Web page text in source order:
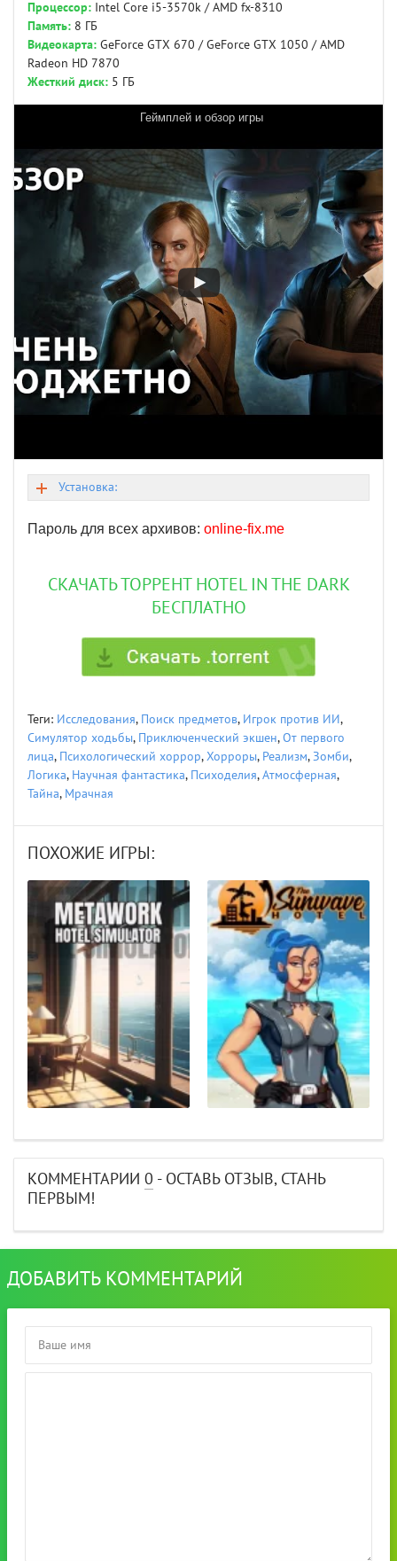
Процессор: Intel Core i5-3570k / AMD fx-8310
Память: 8 ГБ
Видеокарта: GeForce GTX 670 / GeForce GTX 1050 / AMD
Radeon HD 7870
Жесткий диск: 5 ГБ
Геймплей и обзор игры
Установка:
Пароль для всех архивов: online-fix.me
СКАЧАТЬ ТОРРЕНТ HOTEL IN THE DARK
БЕСПЛАТНО
Теги: Исследования, Поиск предметов, Игрок против ИИ,
Симулятор ходьбы, Приключенческий экшен,От первого
лица, Психологический хоррор,Хорроры, Реализм,Зомби,
Логика, Научная фантастика, Психоделия,Атмосферная,
Тайна, Мрачная
ПОХОЖИЕ ИГРЫ:
КОММЕНТАРИИ 0 - ОСТАВЬ ОТЗЫВ, СТАНЬ
ПЕРВЫМ!
ДОБАВИТЬ КОММЕНТАРИЙ